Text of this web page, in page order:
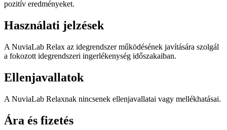
pozitív eredményeket.
Használati jelzések
A NuviaLab Relax az idegrendszer működésének javítására szolgál
a fokozott idegrendszeri ingerlékenység időszakaiban.
Ellenjavallatok
A NuviaLab Relaxnak nincsenek ellenjavallatai vagy mellékhatásai.
Ára és fizetés